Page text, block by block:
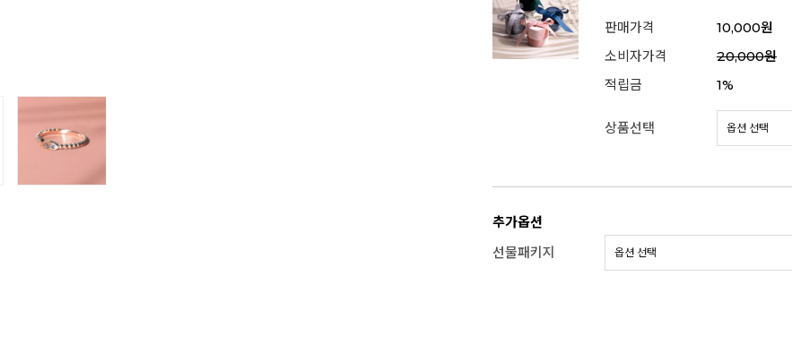
판매가격
10,000원
소비자가격
20,000원
적립금
1%
상품선택
추가옵션
선물패키지